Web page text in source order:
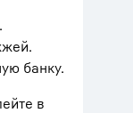
банку.
в